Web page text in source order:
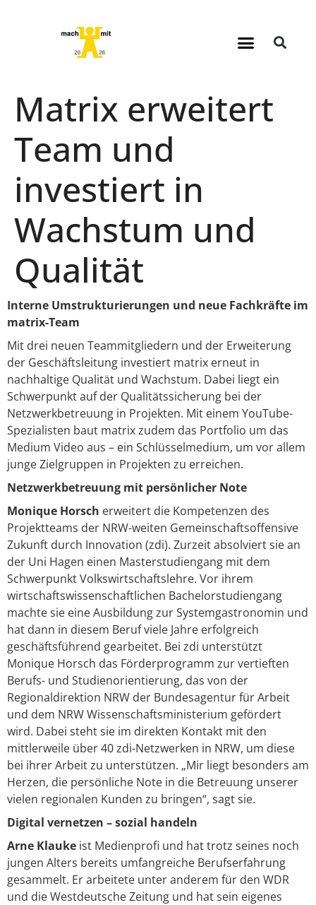
Matrix erweitert
Team und
investiert in
Wachstum und
Qualität
Interne Umstrukturierungen und neue Fachkräfte im
matrix-Team
Mit drei neuen Teammitgliedern und der Erweiterung
der Geschäftsleitung investiert matrix erneut in
nachhaltige Qualität und Wachstum. Dabei liegt ein
Schwerpunkt auf der Qualitätssicherung bei der
Netzwerkbetreuung in Projekten. Mit einem YouTube-
Spezialisten baut matrix zudem das Portfolio um das
Medium Video aus – ein Schlüsselmedium, um vor allem
junge Zielgruppen in Projekten zu erreichen.
Netzwerkbetreuung mit persönlicher Note
Monique Horsch erweitert die Kompetenzen des
Projektteams der NRW-weiten Gemeinschaftsoffensive
Zukunft durch Innovation (zdi). Zurzeit absolviert sie an
der Uni Hagen einen Masterstudiengang mit dem
Schwerpunkt Volkswirtschaftslehre. Vor ihrem
wirtschaftswissenschaftlichen Bachelorstudiengang
machte sie eine Ausbildung zur Systemgastronomin und
hat dann in diesem Beruf viele Jahre erfolgreich
geschäftsführend gearbeitet. Bei zdi unterstützt
Monique Horsch das Förderprogramm zur vertieften
Berufs- und Studienorientierung, das von der
Regionaldirektion NRW der Bundesagentur für Arbeit
und dem NRW Wissenschaftsministerium gefördert
wird. Dabei steht sie im direkten Kontakt mit den
mittlerweile über 40 zdi-Netzwerken in NRW, um diese
bei ihrer Arbeit zu unterstützen. „Mir liegt besonders am
Herzen, die persönliche Note in die Betreuung unserer
vielen regionalen Kunden zu bringen“, sagt sie.
Digital vernetzen – sozial handeln
Arne Klauke ist Medienprofi und hat trotz seines noch
jungen Alters bereits umfangreiche Berufserfahrung
gesammelt. Er arbeitete unter anderem für den WDR
und die Westdeutsche Zeitung und hat sein eigenes